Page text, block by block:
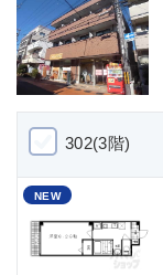
302(3階)
NEW